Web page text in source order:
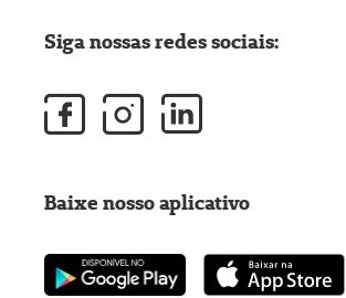
Siga nossas redes sociais:
Baixe nosso aplicativo